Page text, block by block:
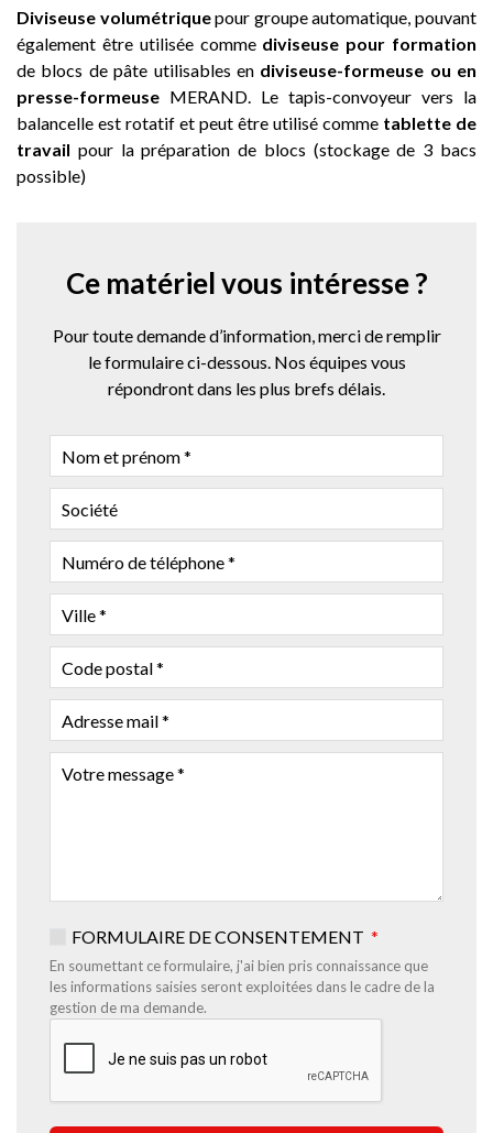
Ce matériel vous intéresse ?
Pour toute demande d’information, merci de remplir
le formulaire ci-dessous. Nos équipes vous
répondront dans les plus brefs délais.
NOM
ET
PRÉNOM
SOCIÉTÉ
NUMÉRO
DE
TÉLÉPHONE
VILLE
CODE
POSTAL
ADRESSE
MAIL
VOTRE
FORMULAIRE DE CONSENTEMENT
En soumettant ce formulaire, j'ai bien pris connaissance que
les informations saisies seront exploitées dans le cadre de la
gestion de ma demande.
Diviseuse volumétriquepour groupe automatique, pouvant
également être utilisée comme diviseuse pour formation
de blocs de pâte utilisables endiviseuse-formeuse ou en
presse-formeuse MERAND. Le tapis-convoyeur vers la
balancelle est rotatif et peut être utilisé comme tablette de
travail pour la préparation de blocs (stockage de 3 bacs
possible)